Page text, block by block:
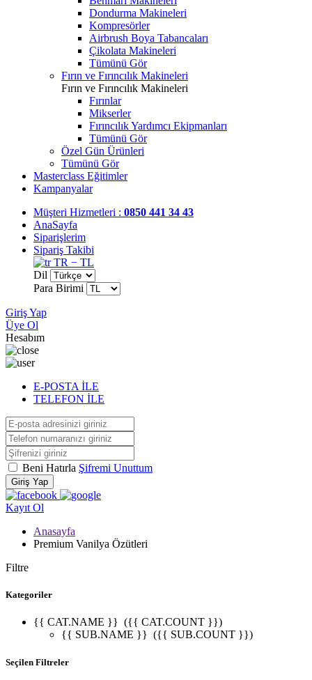
Dondurma Makineleri
Kompresörler
Airbrush Boya Tabancaları
Çikolata Makineleri
Tümünü Gör
Fırın ve Fırıncılık Makineleri
Fırın ve Fırıncılık Makineleri
Fırınlar
Mikserler
Fırıncılık Yardımcı Ekipmanları
Tümünü Gör
Özel Gün Ürünleri
Tümünü Gör
Masterclass Eğitimler
Kampanyalar
Müşteri Hizmetleri : 0850 441 34 43
AnaSayfa
Siparişlerim
Sipariş Takibi
TR − TL
Dil
Para Birimi
Giriş Yap
Üye Ol
Hesabım
E-POSTA İLE
TELEFON İLE
Beni Hatırla Şifremi Unuttum
Giriş Yap
Kayıt Ol
Anasayfa
Premium Vanilya Özütleri
Filtre
Kategoriler
{{ CAT.NAME }} ({{ CAT.COUNT }})
{{ SUB.NAME }} ({{ SUB.COUNT }})
Seçilen Filtreler